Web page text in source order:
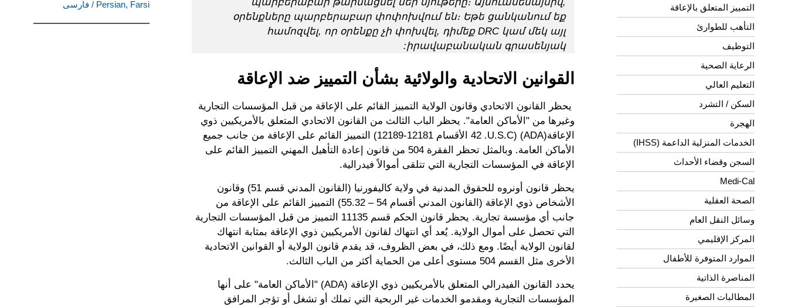
التمييز المتعلق بالإعاقة
التأهب للطوارئ
التوظيف
الرعاية الصحية
التعليم العالي
السكن / التشرد
الهجرة
الخدمات المنزلية الداعمة (IHSS)
السجن وقضاء الأحداث
Medi-Cal
الصحة العقلية
وسائل النقل العام
المركز الإقليمي
الموارد المتوفرة للأطفال
المناصرة الذاتية
المطالبات الصغيرة
պարբերաբար թարմացնել մեր նյութերը։ Այնուամենայնիվ,
օրենքները պարբերաբար փոփոխվում են։ Եթե ցանկանում եք
համոզվել, որ օրենքը չի փոխվել, դիմեք DRC կամ մեկ այլ
իրավաբանական գրասենյակ:
القوانين الاتحادية والولائية بشأن التمييز ضد الإعاقة
يحظر القانون الاتحادي وقانون الولاية التمييز القائم على الإعاقة من قبل المؤسسات التجارية
وغيرها من "الأماكن العامة". يحظر الباب الثالث من القانون الاتحادي المتعلق بالأمريكيين ذوي
الإعاقة(ADA) (U.S.C. ‏42 الأقسام 12181-12189) التمييز القائم على الإعاقة من جانب جميع
الأماكن العامة. وبالمثل تحظر الفقرة 504 من قانون إعادة التأهيل المهني التمييز القائم على
الإعاقة في المؤسسات التجارية التي تتلقى أموالاً فيدرالية.
يحظر قانون أونروه للحقوق المدنية في ولاية كاليفورنيا (القانون المدني قسم 51) وقانون
الأشخاص ذوي الإعاقة (القانون المدني أقسام 54 – 55.32) التمييز القائم على الإعاقة من
جانب أي مؤسسة تجارية. يحظر قانون الحكم قسم 11135 التمييز من قبل المؤسسات التجارية
التي تحصل على أموال الولاية. يُعد أي انتهاك لقانون الأمريكيين ذوي الإعاقة بمثابة انتهاك
لقانون الولاية أيضًا. ومع ذلك، في بعض الظروف، قد يقدم قانون الولاية أو القوانين الاتحادية
الأخرى مثل القسم 504 مستوى أعلى من الحماية أكثر من الباب الثالث.
يحدد القانون الفيدرالي المتعلق بالأمريكيين ذوي الإعاقة (ADA) "الأماكن العامة" على أنها
المؤسسات التجارية ومقدمو الخدمات غير الربحية التي تملك أو تشغل أو تؤجر المرافق
Persian, Farsi
/ فارسی